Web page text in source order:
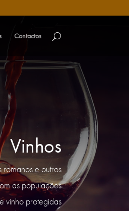
Contactos
Vinhos
e outros
as populações
vinho protegidas